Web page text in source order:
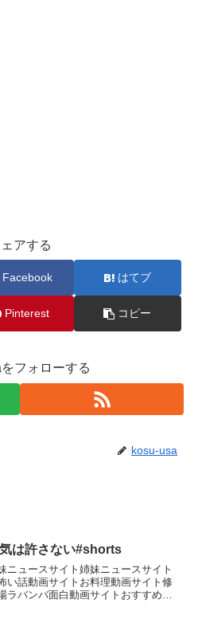
アする
Facebook はてブ
Pinterest コピー
フォローする
kosu-usa
は許さない#shorts
ニュースサイト姉妹ニュースサイト
い話動画サイトお料理動画サイト修
ラバンバ面白動画サイトおすすめ動